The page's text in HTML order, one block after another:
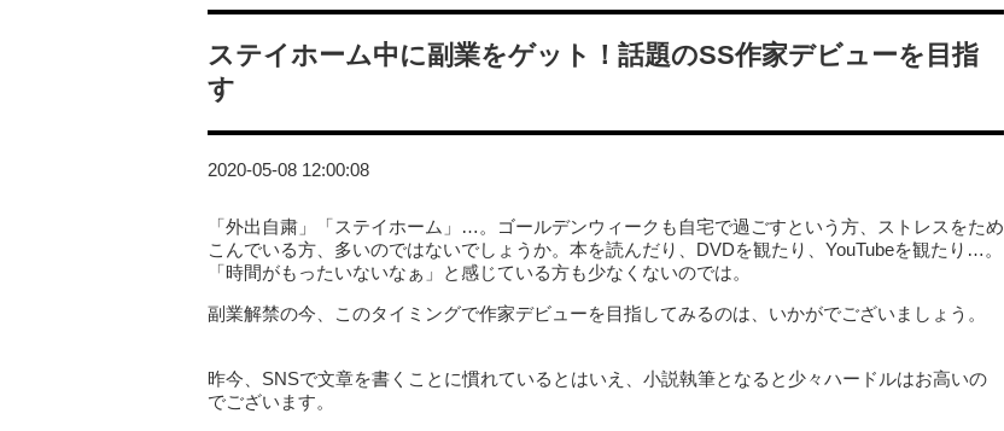
ステイホーム中に副業をゲット！話題のSS作家デビューを目指
す
2020-05-08 12:00:08
「外出自粛」「ステイホーム」…。ゴールデンウィークも自宅で過ごすという方、ストレスをため
こんでいる方、多いのではないでしょうか。本を読んだり、DVDを観たり、YouTubeを観たり…。
「時間がもったいないなぁ」と感じている方も少なくないのでは。
副業解禁の今、このタイミングで作家デビューを目指してみるのは、いかがでございましょう。
昨今、SNSで文章を書くことに慣れているとはいえ、小説執筆となると少々ハードルはお高いの
でございます。